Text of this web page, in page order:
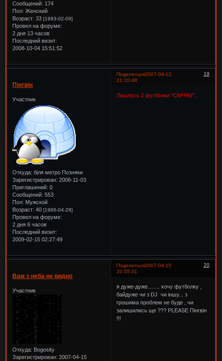
Сообщений: 174
Пол: Женский
Возраст: 33[1993-02-09]
Провел на форуме:
2 дня 13 часов
Последний визит:
2008-10-04 15:51:52
Поделиться 19
2007-04-12
21:10:48
Пінгвін
Участник
Откуда: біля метро Позняки
Зарегистрирован: 2006-11-03
Приглашений: 0
Сообщений: 553
Пол: Мужской
Возраст: 40[1986-04-28]
Провел на форуме:
2 дня 6 часов
Последний визит:
2009-02-15 02:27:49
Лишлось 2 футболки "СКРЯБІ"...
Поделиться 20
2007-04-15
20:55:31
Вам з неба не видно
Участник
Откуда: Bogosity
Зарегистрирован: 2007-04-15
я дуже-дуже........ хочу футболку ,
байдуже чи з DJ чи іншу... з
грошима проблем не буде , чи
залишились ще ??? PLEASE Пінгвін
!!!